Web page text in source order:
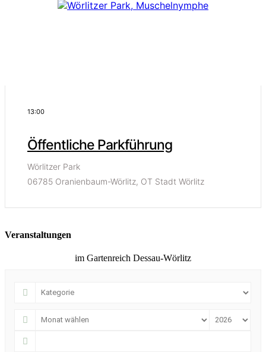
13:00
Öffentliche Parkführung
Wörlitzer Park
06785 Oranienbaum-Wörlitz, OT Stadt Wörlitz
Veranstaltungen
im Gartenreich Dessau-Wörlitz